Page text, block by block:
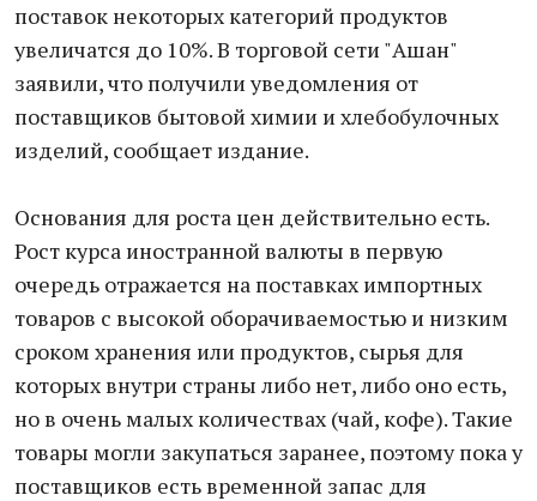
поставок некоторых категорий продуктов
увеличатся до 10%. В торговой сети "Ашан"
заявили, что получили уведомления от
поставщиков бытовой химии и хлебобулочных
изделий, сообщает издание.
Основания для роста цен действительно есть.
Рост курса иностранной валюты в первую
очередь отражается на поставках импортных
товаров с высокой оборачиваемостью и низким
сроком хранения или продуктов, сырья для
которых внутри страны либо нет, либо оно есть,
но в очень малых количествах (чай, кофе). Такие
товары могли закупаться заранее, поэтому пока у
поставщиков есть временной запас для